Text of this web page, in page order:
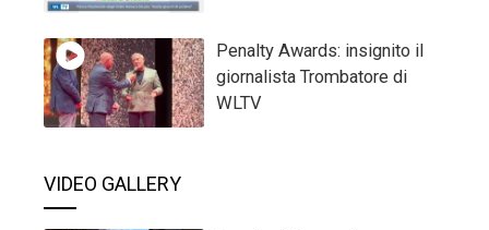
Penalty Awards: insignito il
giornalista Trombatore di
WLTV
VIDEO GALLERY